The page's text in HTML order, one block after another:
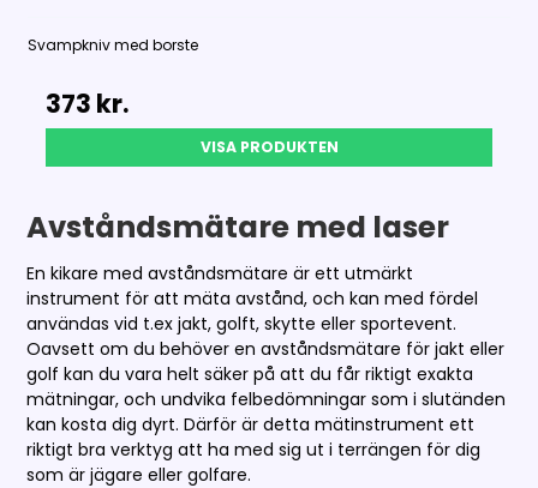
Svampkniv med borste
373 kr.
VISA PRODUKTEN
Avståndsmätare med laser
En kikare med avståndsmätare är ett utmärkt
instrument för att mäta avstånd, och kan med fördel
användas vid t.ex jakt, golft, skytte eller sportevent.
Oavsett om du behöver en avståndsmätare för jakt eller
golf kan du vara helt säker på att du får riktigt exakta
mätningar, och undvika felbedömningar som i slutänden
kan kosta dig dyrt. Därför är detta mätinstrument ett
riktigt bra verktyg att ha med sig ut i terrängen för dig
som är jägare eller golfare.